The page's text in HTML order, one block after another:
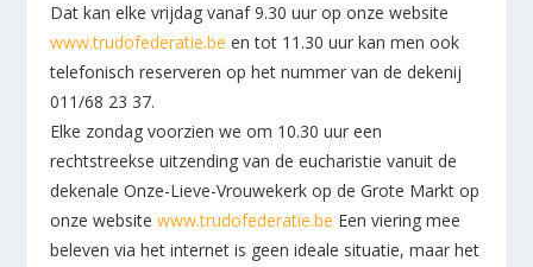
Dat kan elke vrijdag vanaf 9.30 uur op onze website
www.trudofederatie.be en tot 11.30 uur kan men ook
telefonisch reserveren op het nummer van de dekenij
011/68 23 37.
Elke zondag voorzien we om 10.30 uur een
rechtstreekse uitzending van de eucharistie vanuit de
dekenale Onze-Lieve-Vrouwekerk op de Grote Markt op
onze websitewww.trudofederatie.be Een viering mee
beleven via het internet is geen ideale situatie, maar het